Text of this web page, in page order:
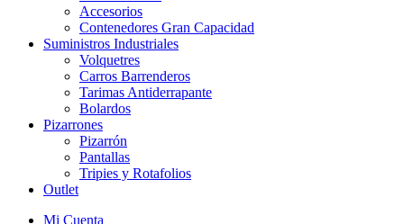
Accesorios
Contenedores Gran Capacidad
Suministros Industriales
Volquetres
Carros Barrenderos
Tarimas Antiderrapante
Bolardos
Pizarrones
Pizarrón
Pantallas
Tripies y Rotafolios
Outlet
Mi Cuenta